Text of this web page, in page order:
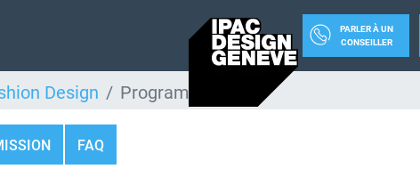
PARLER À UN
CONSEILLER
Design Programme
FAQ